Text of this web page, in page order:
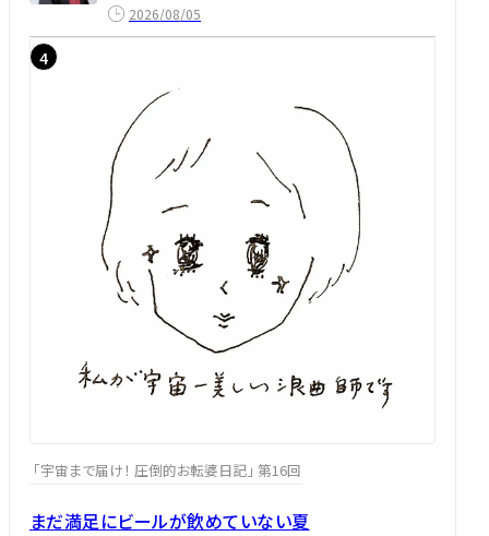
2026/08/05
「宇宙まで届け！ 圧倒的お転婆日記」 第16回
まだ満足にビールが飲めていない夏